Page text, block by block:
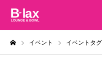
イベント イベントタグ